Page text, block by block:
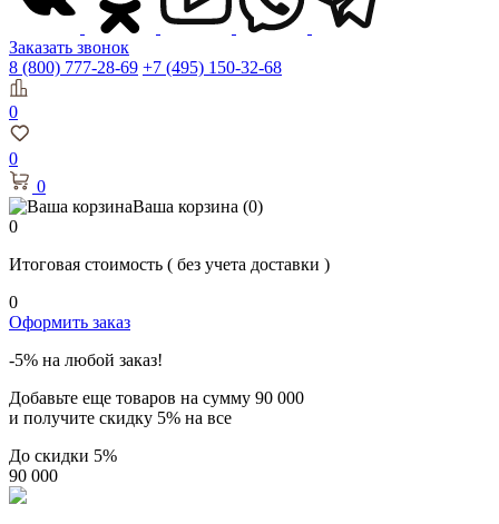
Заказать звонок
8 (800) 777-28-69 +7 (495) 150-32-68
0
0
0
Ваша корзина (0)
0
Итоговая стоимость ( без учета доставки )
0
Оформить заказ
-5% на любой заказ!
Добавьте еще товаров на сумму 90 000
и получите скидку 5% на все
До скидки 5%
90 000